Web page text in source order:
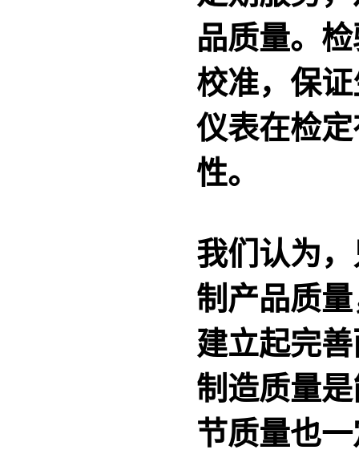
品质量。
校准，保
仪表在检
性。
我们认为
制产品质
建立起完
制造质量
节质量也